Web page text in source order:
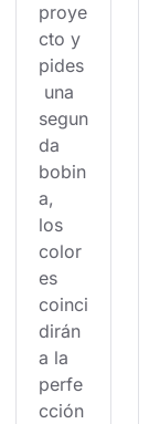
proye
cto y
pides
una
segun
da
bobin
a,
los
color
es
coinci
dirán
a la
perfe
cción